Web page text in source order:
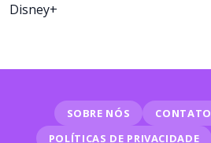
SOBRE NÓS CONTATO
POLÍTICAS DE PRIVACIDADE